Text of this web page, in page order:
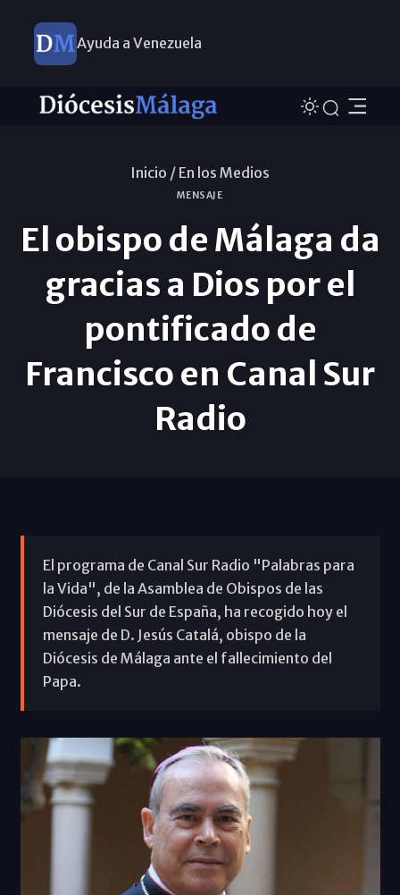
Ayuda a Venezuela
Inicio / En los Medios
MENSAJE
El obispo de Málaga da
gracias a Dios por el
pontificado de
Francisco en Canal Sur
Radio
El programa de Canal Sur Radio "Palabras para
la Vida", de la Asamblea de Obispos de las
Diócesis del Sur de España, ha recogido hoy el
mensaje de D. Jesús Catalá, obispo de la
Diócesis de Málaga ante el fallecimiento del
Papa.